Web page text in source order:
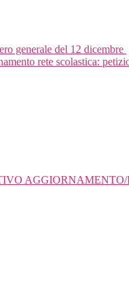
generale del 12 dicembre
rete scolastica: